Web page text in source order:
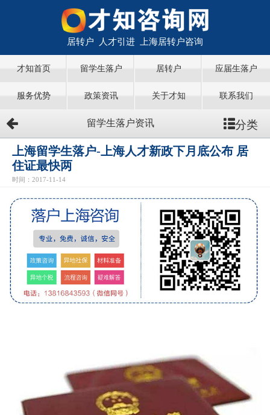
居转户 人才引进 上海居转户咨询
才知首页 留学生落户 居转户 应届生落户
服务优势 政策资讯 关于才知 联系我们
留学生落户资讯 分类
上海留学生落户-上海人才新政下月底公布 居
住证最快两
时间：2017-11-14